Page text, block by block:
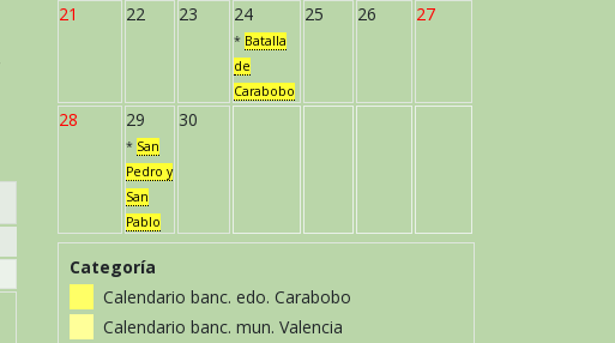
21 22 23 24
* Batalla
de
Carabobo
25 26 27
28 29
* San
Pedro y
San
Pablo
30
Categoría
Calendario banc. edo. Carabobo
Calendario banc. mun. Valencia